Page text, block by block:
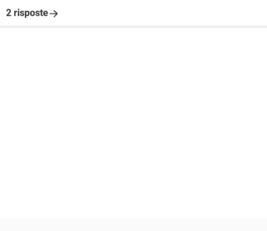
2 risposte